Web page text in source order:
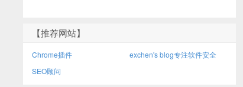
【推荐网站】
Chrome插件
exchen's blog专注软件安全
SEO顾问